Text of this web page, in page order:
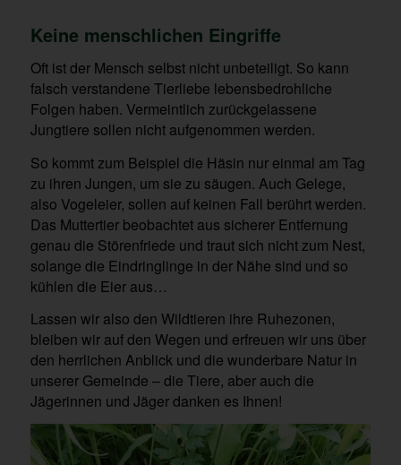
Keine menschlichen Eingriffe
Oft ist der Mensch selbst nicht unbeteiligt. So kann
falsch verstandene Tierliebe lebensbedrohliche
Folgen haben. Vermeintlich zurückgelassene
Jungtiere sollen nicht aufgenommen werden.
So kommt zum Beispiel die Häsin nur einmal am Tag
zu ihren Jungen, um sie zu säugen. Auch Gelege,
also Vogeleier, sollen auf keinen Fall berührt werden.
Das Muttertier beobachtet aus sicherer Entfernung
genau die Störenfriede und traut sich nicht zum Nest,
solange die Eindringlinge in der Nähe sind und so
kühlen die Eier aus…
Lassen wir also den Wildtieren ihre Ruhezonen,
bleiben wir auf den Wegen und erfreuen wir uns über
den herrlichen Anblick und die wunderbare Natur in
unserer Gemeinde – die Tiere, aber auch die
Jägerinnen und Jäger danken es Ihnen!